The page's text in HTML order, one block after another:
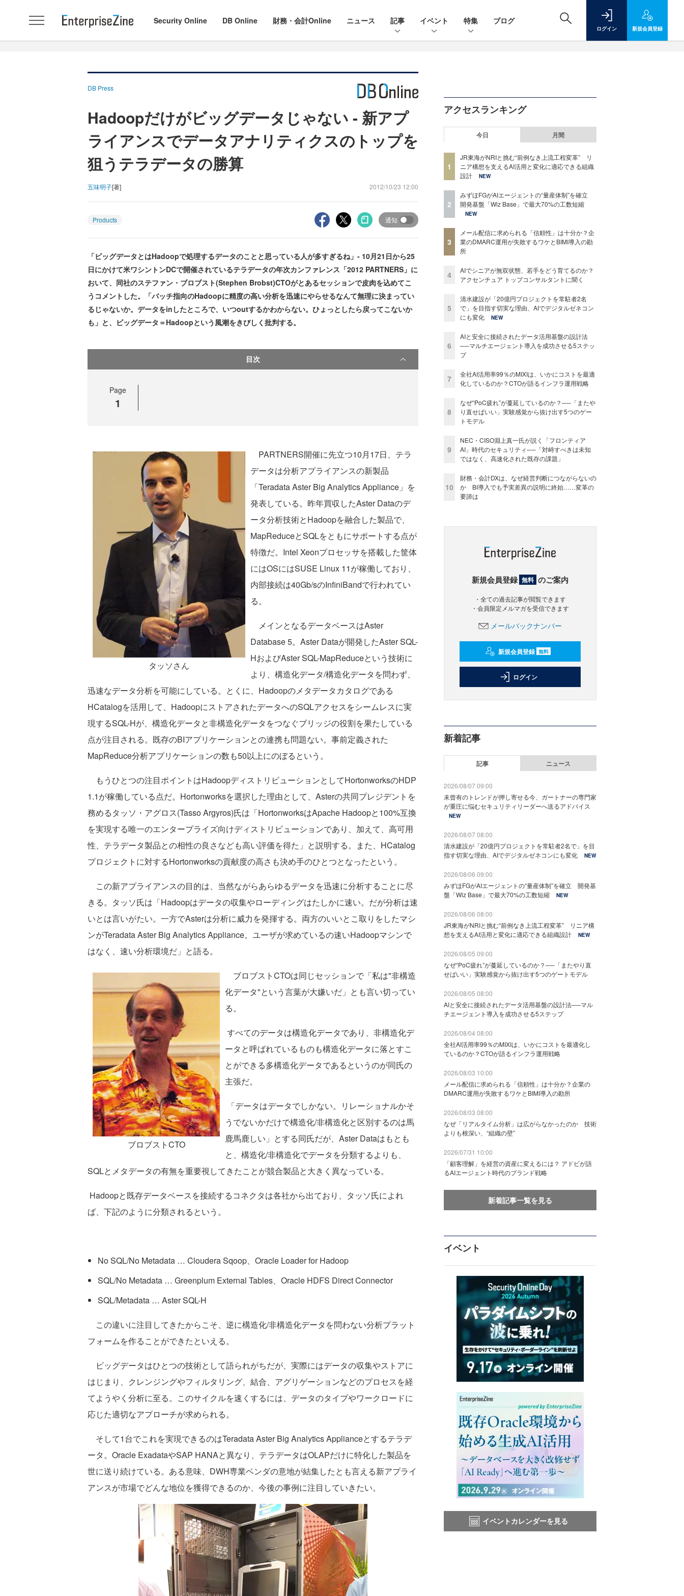
Security Online DB Online 財務・会計Online ニュース 記事 イベント 特集 ブログ
ログイン 新規会員登録
DB Press
Hadoopだけがビッグデータじゃない - 新アプ
ライアンスでデータアナリティクスのトップを
狙うテラデータの勝算
五味明子[著] 2012/10/23 12:00
Products 通知
「ビッグデータとはHadoopで処理するデータのことと思っている人が多すぎるね」- 10月21日から25
日にかけて米ワシントンDCで開催されているテラデータの年次カンファレンス「2012 PARTNERS」に
おいて、同社のステファン・ブロブスト(Stephen Brobst)CTOがとあるセッションで皮肉を込めてこ
うコメントした。「バッチ指向のHadoopに精度の高い分析を迅速にやらせるなんて無理に決まってい
るじゃないか。データをinしたところで、いつoutするかわからない。ひょっとしたら戻ってこないか
も」と、ビッグデータ＝Hadoopという風潮をきびしく批判する。
目次
Page
1
タッソさん
PARTNERS開催に先立つ10月17日、テラ
データは分析アプライアンスの新製品
「Teradata Aster Big Analytics Appliance」を
発表している。昨年買収したAster Dataのデ
ータ分析技術とHadoopを融合した製品で、
MapReduceとSQLをともにサポートする点が
特徴だ。Intel Xeonプロセッサを搭載した筐体
にはOSにはSUSE Linux 11が稼働しており、
内部接続は40Gb/sのInfiniBandで行われてい
る。
メインとなるデータベースはAster
Database 5。Aster Dataが開発したAster SQL-
HおよびAster SQL-MapReduceという技術に
より、構造化データ/構造化データを問わず、
迅速なデータ分析を可能にしている。とくに、Hadoopのメタデータカタログである
HCatalogを活用して、HadoopにストアされたデータへのSQLアクセスをシームレスに実
現するSQL-Hが、構造化データと非構造化データをつなぐブリッジの役割を果たしている
点が注目される。既存のBIアプリケーションとの連携も問題ない。事前定義された
MapReduce分析アプリケーションの数も50以上にのぼるという。
もうひとつの注目ポイントはHadoopディストリビューションとしてHortonworksのHDP
1.1が稼働している点だ。Hortonworksを選択した理由として、Asterの共同プレジデントを
務めるタッソ・アグロス(Tasso Argyros)氏は「HortonworksはApache Hadoopと100%互換
を実現する唯一のエンタープライズ向けディストリビューションであり、加えて、高可用
性、テラデータ製品との相性の良さなども高い評価を得た」と説明する。また、HCatalog
プロジェクトに対するHortonworksの貢献度の高さも決め手のひとつとなったという。
この新アプライアンスの目的は、当然ながらあらゆるデータを迅速に分析することに尽
きる。タッソ氏は「Hadoopはデータの収集やローディングはたしかに速い。だが分析は速
いとは言いがたい。一方でAsterは分析に威力を発揮する。両方のいいとこ取りをしたマシ
ンがTeradata Aster Big Analytics Appliance。ユーザが求めているの速いHadoopマシンで
はなく、速い分析環境だ」と語る。
ブロブストCTO
ブロブストCTOは同じセッションで「私は"非構造
化データ"という言葉が大嫌いだ」とも言い切ってい
る。
すべてのデータは構造化データであり、非構造化デ
ータと呼ばれているものも構造化データに落とすこ
とができる多構造化データであるというのが同氏の
主張だ。
「データはデータでしかない。リレーショナルかそ
うでないかだけで構造化/非構造化と区別するのは馬
鹿馬鹿しい」とする同氏だが、Aster Dataはもとも
と、構造化/非構造化でデータを分類するよりも、
SQLとメタデータの有無を重要視してきたことが競合製品と大きく異なっている。
Hadoopと既存データベースを接続するコネクタは各社から出ており、タッソ氏によれ
ば、下記のように分類されるという。
No SQL/No Metadata … Cloudera Sqoop、Oracle Loader for Hadoop
SQL/No Metadata … Greenplum External Tables、Oracle HDFS Direct Connector
SQL/Metadata … Aster SQL-H
この違いに注目してきたからこそ、逆に構造化/非構造化データを問わない分析プラット
フォームを作ることができたといえる。
ビッグデータはひとつの技術として語られがちだが、実際にはデータの収集やストアに
はじまり、クレンジングやフィルタリング、結合、アグリゲーションなどのプロセスを経
てようやく分析に至る。このサイクルを速くするには、データのタイプやワークロードに
応じた適切なアプローチが求められる。
そして1台でこれを実現できるのはTeradata Aster Big Analytics Applianceとするテラデ
ータ。Oracle ExadataやSAP HANAと異なり、テラデータはOLAPだけに特化した製品を
世に送り続けている。ある意味、DWH専業ベンダの意地が結集したとも言える新アプライ
アンスが市場でどんな地位を獲得できるのか、今後の事例に注目していきたい。
アクセスランキング
今日 月間
1
JR東海がNRIと挑む“前例なき上流工程変革” リ
ニア構想を支えるAI活用と変化に適応できる組織
設計
NEW
2
みずほFGがAIエージェントの“量産体制”を確立
開発基盤「Wiz Base」で最大70%の工数短縮
NEW
3
メール配信に求められる「信頼性」は十分か？企
業のDMARC運用が失敗するワケとBIMI導入の勘
所
4
AIでシニアが無双状態、若手をどう育てるのか？
アクセンチュア トップコンサルタントに聞く
5
清水建設が「20億円プロジェクトを常駐者2名
で」を目指す切実な理由、AIでデジタルゼネコン
にも変化
NEW
6
AIと安全に接続されたデータ活用基盤の設計法
──マルチエージェント導入を成功させる5ステッ
プ
7
全社AI活用率99％のMIXIは、いかにコストを最適
化しているのか？CTOが語るインフラ運用戦略
8
なぜ“PoC疲れ”が蔓延しているのか？──「またや
り直せばいい」実験感覚から抜け出す5つのゲー
トモデル
9
NEC・CISO淵上真一氏が説く「フロンティア
AI」時代のセキュリティ──「対峙すべきは未知
ではなく、高速化された既存の課題」
10
財務・会計DXは、なぜ経営判断につながらないの
か BI導入でも予実差異の説明に終始……変革の
要諦は
新規会員登録 無料 のご案内
・全ての過去記事が閲覧できます
・会員限定メルマガを受信できます
メールバックナンバー
新規会員登録 無料
ログイン
新着記事
記事 ニュース
2026/08/07 09:00
未曾有のトレンドが押し寄せる今、ガートナーの専門家
が重圧に悩むセキュリティリーダーへ送るアドバイス
NEW
2026/08/07 08:00
清水建設が「20億円プロジェクトを常駐者2名で」を目
指す切実な理由、AIでデジタルゼネコンにも変化
NEW
2026/08/06 09:00
みずほFGがAIエージェントの“量産体制”を確立 開発基
盤「Wiz Base」で最大70%の工数短縮
NEW
2026/08/06 08:00
JR東海がNRIと挑む“前例なき上流工程変革” リニア構
想を支えるAI活用と変化に適応できる組織設計
NEW
2026/08/05 09:00
なぜ“PoC疲れ”が蔓延しているのか？──「またやり直
せばいい」実験感覚から抜け出す5つのゲートモデル
2026/08/05 08:00
AIと安全に接続されたデータ活用基盤の設計法──マル
チエージェント導入を成功させる5ステップ
2026/08/04 08:00
全社AI活用率99％のMIXIは、いかにコストを最適化し
ているのか？CTOが語るインフラ運用戦略
2026/08/03 10:00
メール配信に求められる「信頼性」は十分か？企業の
DMARC運用が失敗するワケとBIMI導入の勘所
2026/08/03 08:00
なぜ「リアルタイム分析」は広がらなかったのか 技術
よりも根深い、“組織の壁”
2026/07/31 10:00
「顧客理解」を経営の資産に変えるには？ アドビが語
るAIエージェント時代のブランド戦略
新着記事一覧を見る
イベント
イベントカレンダーを見る